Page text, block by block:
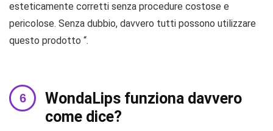
esteticamente corretti senza procedure costose e
pericolose. Senza dubbio, davvero tutti possono utilizzare
questo prodotto “.
WondaLips funziona davvero
come dice?